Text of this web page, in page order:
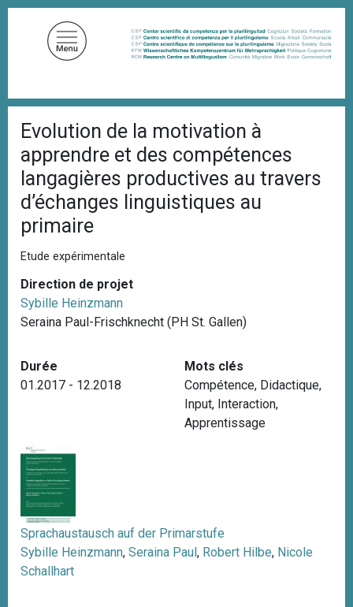
i
l
d
A
r
i
a
e
Evolution de la motivation à
apprendre et des compétences
langagières productives au travers
d’échanges linguistiques au
primaire
Etude expérimentale
Direction de projet
Sybille Heinzmann
Seraina Paul-Frischknecht (PH St. Gallen)
Durée
01.2017 - 12.2018
Mots clés
Compétence, Didactique,
Input, Interaction,
Apprentissage
Sprachaustausch auf der Primarstufe
Sybille Heinzmann, Seraina Paul , Robert Hilbe, Nicole
Schallhart